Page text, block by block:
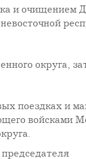
очищением
округа,
поездках и
войсками